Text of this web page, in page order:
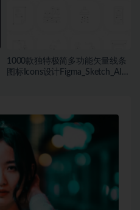
1000款独特极简多功能矢量线条
图标Icons设计Figma_Sketch_AI格